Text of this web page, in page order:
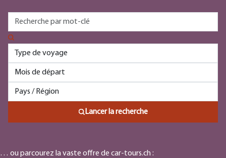
Lancer la recherche
… ou parcourez la vaste offre de car-tours.ch :